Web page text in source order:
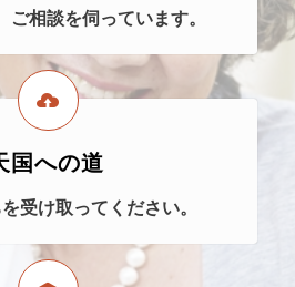
ご相談を伺っています。
国への道
受け取ってください。